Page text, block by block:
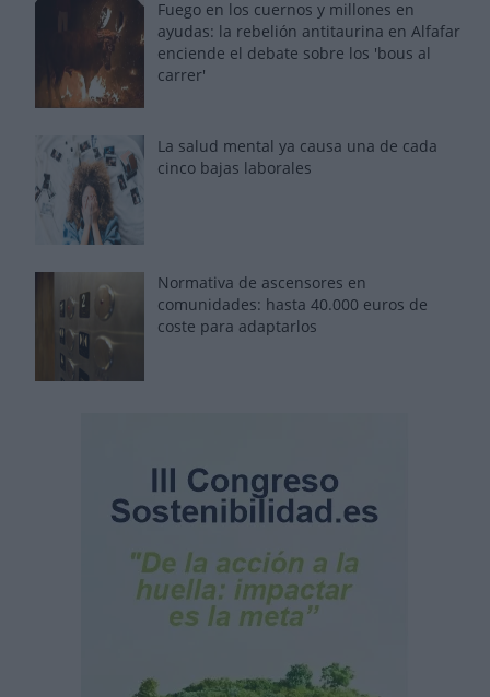
Fuego en los cuernos y millones en
ayudas: la rebelión antitaurina en Alfafar
enciende el debate sobre los 'bous al
carrer'
La salud mental ya causa una de cada
cinco bajas laborales
Normativa de ascensores en
comunidades: hasta 40.000 euros de
coste para adaptarlos